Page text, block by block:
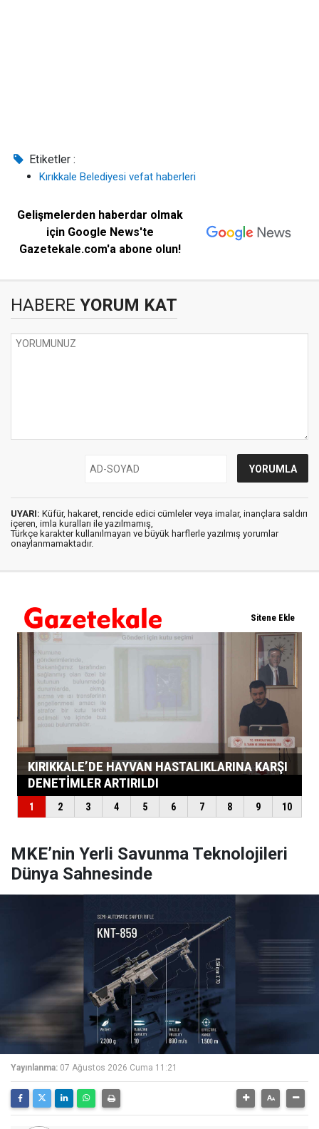
Etiketler :
Kırıkkale Belediyesi vefat haberleri
Gelişmelerden haberdar olmak
için Google News'te
Gazetekale.com'a abone olun!
HABERE YORUM KAT
UYARI: Küfür, hakaret, rencide edici cümleler veya imalar, inançlara saldırı
içeren, imla kuralları ile yazılmamış,
Türkçe karakter kullanılmayan ve büyük harflerle yazılmış yorumlar
onaylanmamaktadır.
MKE’nin Yerli Savunma Teknolojileri
Dünya Sahnesinde
Yayınlanma: 07 Ağustos 2026 Cuma 11:21